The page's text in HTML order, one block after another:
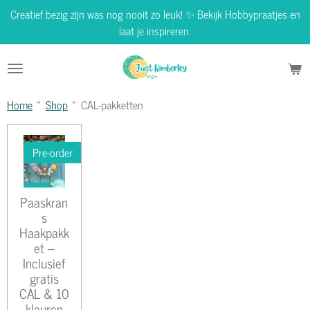
Ga
naar
de
Creatief bezig zijn was nog nooit zo leuk! ✨ Bekijk Hobbypraatjes en
laat je inspireren.
Home » Shop » CAL-pakketten
Pre-order
Paaskran
s
Haakpakk
et –
Inclusief
gratis
CAL & 10